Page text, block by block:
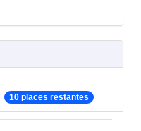
10 places restantes